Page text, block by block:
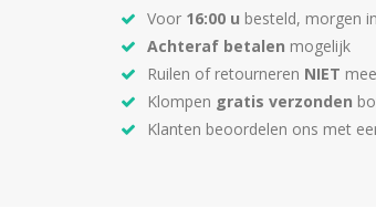
Voor 16:00 u besteld, morgen
Achteraf betalen mogelijk
Ruilen of retourneren NIET
Klompen gratis verzonden
Klanten beoordelen ons met